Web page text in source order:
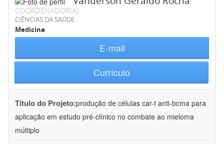
COORDENADOR(A)
CIÊNCIAS DA SAÚDE
Medicina
E-mail
Currículo
Título do Projeto:produção de células car-t anti-bcma para
aplicação em estudo pré-clínico no combate ao mieloma
múltiplo